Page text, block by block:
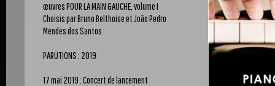
œuvres POUR LA MAIN GAUCHE, volume I
Choisis par Bruno Belthoise et João Pedro
Mendes dos Santos
PARUTIONS : 2019
17 mai 2019 : Concert de lancement